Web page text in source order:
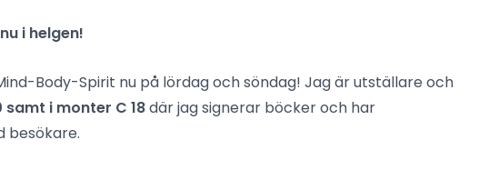
i helgen!
Body-Spirit nu på lördag och söndag! Jag är utställare och
samt i monter C 18där jag signerar böcker och har
besökare.